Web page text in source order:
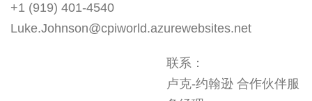
+1 (919) 401-4540
Luke.Johnson@cpiworld.azurewebsites.net
联系：
卢克-约翰逊 合作伙伴服